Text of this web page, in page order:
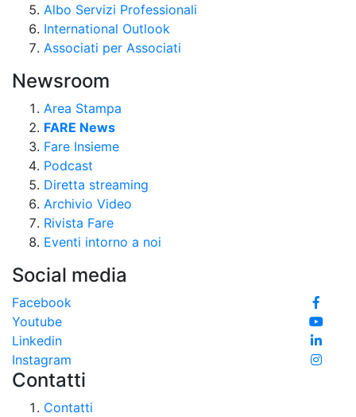
Albo Servizi Professionali
International Outlook
Associati per Associati
Newsroom
Area Stampa
FARE News
Fare Insieme
Podcast
Diretta streaming
Archivio Video
Rivista Fare
Eventi intorno a noi
Social media
Facebook
Youtube
Linkedin
Instagram
Contatti
Contatti